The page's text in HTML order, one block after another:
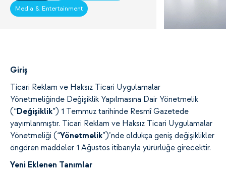
Media & Entertainment
Giriş
Ticari Reklam ve Haksız Ticari Uygulamalar
Yönetmeliğinde Değişiklik Yapılmasına Dair Yönetmelik
(“Değişiklik”) 1 Temmuz tarihinde Resmî Gazetede
yayımlanmıştır. Ticari Reklam ve Haksız Ticari Uygulamalar
Yönetmeliği (“Yönetmelik”)’nde oldukça geniş değişiklikler
öngören maddeler 1 Ağustos itibarıyla yürürlüğe girecektir.
Yeni Eklenen Tanımlar